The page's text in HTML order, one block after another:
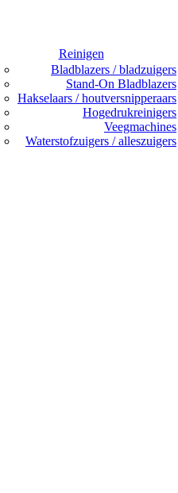
Reinigen
Bladblazers / bladzuigers
Stand-On Bladblazers
Hakselaars / houtversnipperaars
Hogedrukreinigers
Veegmachines
Waterstofzuigers / alleszuigers